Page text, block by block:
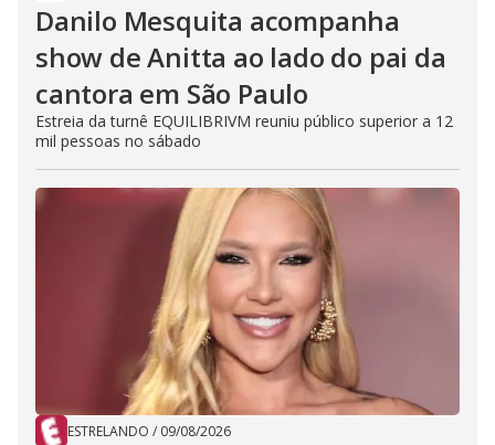
Danilo Mesquita acompanha
show de Anitta ao lado do pai da
cantora em São Paulo
Estreia da turnê EQUILIBRIVM reuniu público superior a 12
mil pessoas no sábado
ESTRELANDO / 09/08/2026